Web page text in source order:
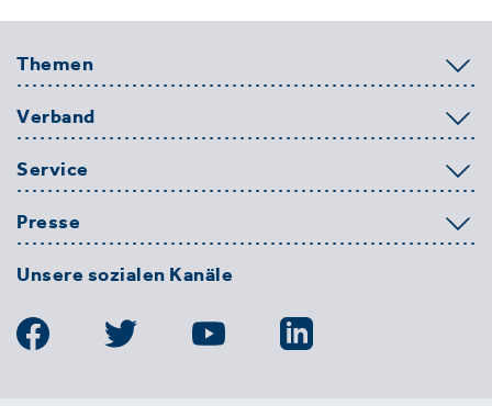
Themen
Verband
Service
Presse
Unsere sozialen Kanäle